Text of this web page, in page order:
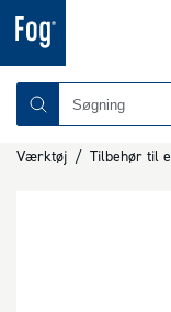
Værktøj / Tilbehør til